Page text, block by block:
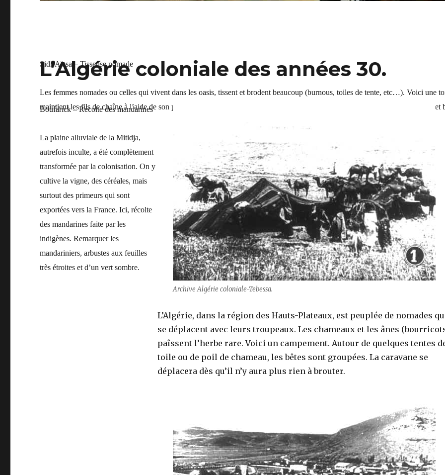
L’Algérie coloniale des années 30.
Archive Algérie coloniale-Tebessa.
L’Algérie, dans la région des Hauts-Plateaux, est peuplée de nomades
se déplacent avec leurs troupeaux. Les chameaux et les ânes
paîssent l’herbe rare. Voici un campement. Autour de quelques tentes
toile ou de poil de chameau, les bêtes sont groupées. La caravane se
déplacera dès qu’il n’y aura plus rien à brouter.
Boufarick – Récolte des mandarines
La plaine alluviale de la Mitidja,
autrefois inculte, a été complètement
transformée par la colonisation. On y
cultive la vigne, des céréales, mais
surtout des primeurs qui sont
exportées vers la France. Ici, récolte
des mandarines faite par les
indigènes. Remarquer les
mandariniers, arbustes aux feuilles
très étroites et d’un vert sombre.
Sidi-Aïssa – Tisseuse nomade
Les femmes nomades ou celles qui vivent dans les oasis, tissent et brodent beaucoup (burnous, toiles de tente, etc…). Voici une
maintient les fils de chaîne à l’aide de son pied nu. Costume de cotonnade, bijou pour retenir un carré de tissu clair sous le cou et